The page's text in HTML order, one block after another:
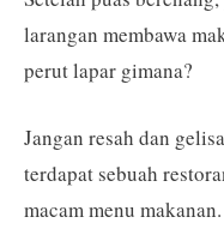
larangan membawa
perut lapar gimana?
Jangan resah dan
terdapat sebuah
macam menu